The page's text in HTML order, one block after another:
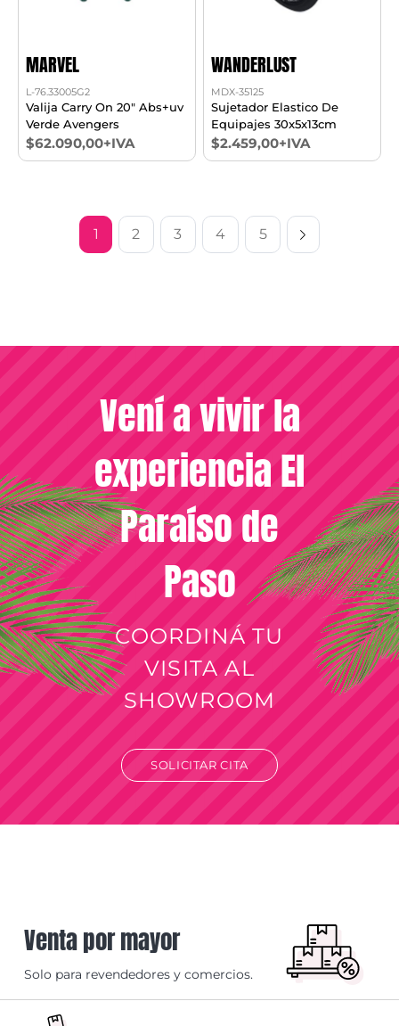
MARVEL
L-76.33005G2
Valija Carry On 20" Abs+uv
Verde Avengers
$62.090,00+IVA
WANDERLUST
MDX-35125
Sujetador Elastico De
Equipajes 30x5x13cm
$2.459,00+IVA
1 2 3 4 5
Vení a vivir la
experiencia El
Paraíso de
Paso
COORDINÁ TU
VISITA AL
SHOWROOM
SOLICITAR CITA
Venta por mayor
Solo para revendedores y comercios.